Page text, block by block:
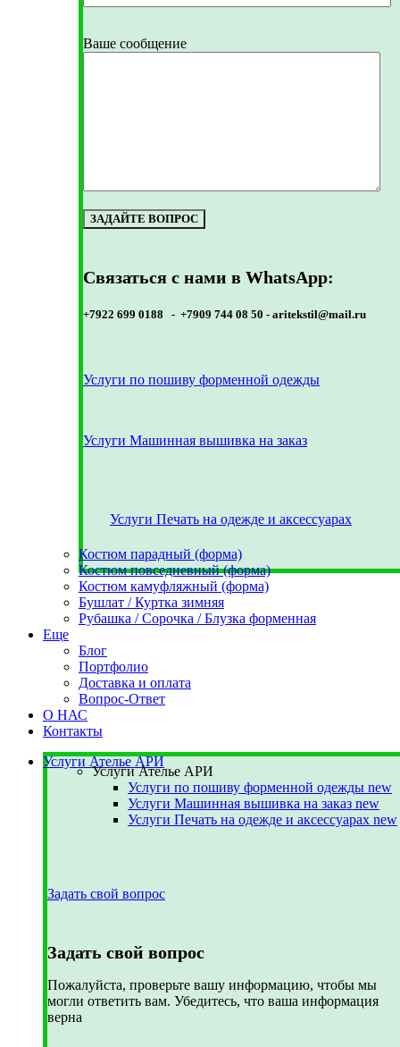
Ваше сообщение
Связаться с нами в WhatsApp:
+7922 699 0188 - +7909 744 08 50 - aritekstil@mail.ru
Услуги по пошиву форменной одежды
Услуги Машинная вышивка на заказ
Услуги Печать на одежде и аксессуарах
Костюм парадный (форма)
Костюм повседневный (форма)
Костюм камуфляжный (форма)
Бушлат / Куртка зимняя
Рубашка / Сорочка / Блузка форменная
Еще
Блог
Портфолио
Доставка и оплата
Вопрос-Ответ
О НАС
Контакты
Услуги Ателье АРИ
Услуги Ателье АРИ
Услуги по пошиву форменной одежды new
Услуги Машинная вышивка на заказ new
Услуги Печать на одежде и аксессуарах new
Задать свой вопрос
Задать свой вопрос
Пожалуйста, проверьте вашу информацию, чтобы мы
могли ответить вам. Убедитесь, что ваша информация
верна